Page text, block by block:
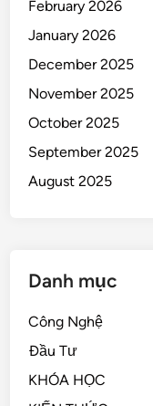
February 2026
January 2026
December 2025
November 2025
October 2025
September 2025
August 2025
Danh mục
Công Nghệ
Đầu Tư
KHÓA HỌC